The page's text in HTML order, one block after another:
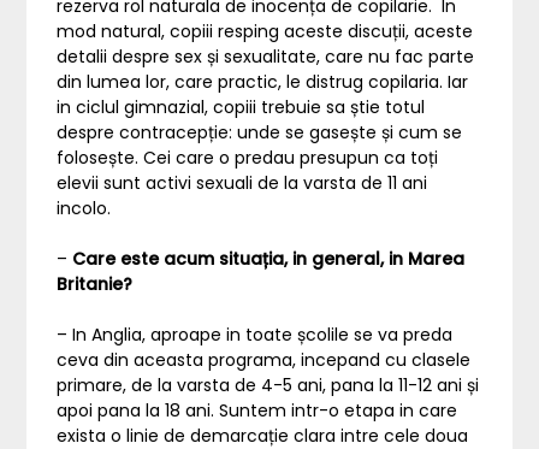
rezerva rol naturala de inocența de copilarie. In
mod natural, copiii resping aceste discuții, aceste
detalii despre sex și sexualitate, care nu fac parte
din lumea lor, care practic, le distrug copilaria. Iar
in ciclul gimnazial, copiii trebuie sa știe totul
despre contracepție: unde se gasește și cum se
folosește. Cei care o predau presupun ca toți
elevii sunt activi sexuali de la varsta de 11 ani
incolo.
– Care este acum situația, in general, in Marea
Britanie?
– In Anglia, aproape in toate școlile se va preda
ceva din aceasta programa, incepand cu clasele
primare, de la varsta de 4-5 ani, pana la 11-12 ani și
apoi pana la 18 ani. Suntem intr-o etapa in care
exista o linie de demarcație clara intre cele doua